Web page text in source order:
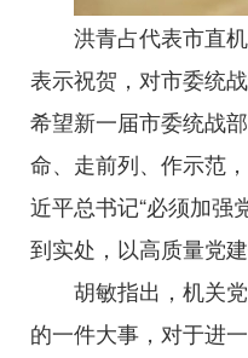
洪青占代表市直
表示祝贺，对市委统
希望新一届市委统战
命、走前列、作示范
近平总书记“必须加强
到实处，以高质量党
胡敏指出，机关
的一件大事，对于进